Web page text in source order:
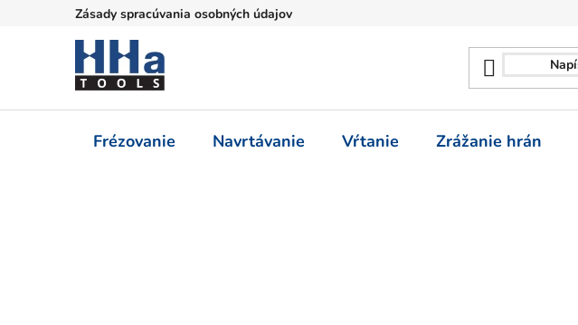
Zásady spracúvania osobných údajov
Frézovanie Navrtávanie Vŕtanie Zrážanie hrán